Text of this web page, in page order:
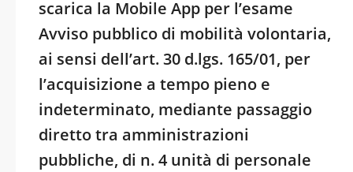
scarica la Mobile App per l’esame
Avviso pubblico di mobilità volontaria,
ai sensi dell’art. 30 d.lgs. 165/01, per
l’acquisizione a tempo pieno e
indeterminato, mediante passaggio
diretto tra amministrazioni
pubbliche, di n. 4 unità di personale